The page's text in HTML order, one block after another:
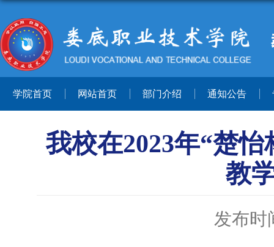
学院首页 网站首页 部门介绍 通知公告
我校在2023年“楚
教
发布时